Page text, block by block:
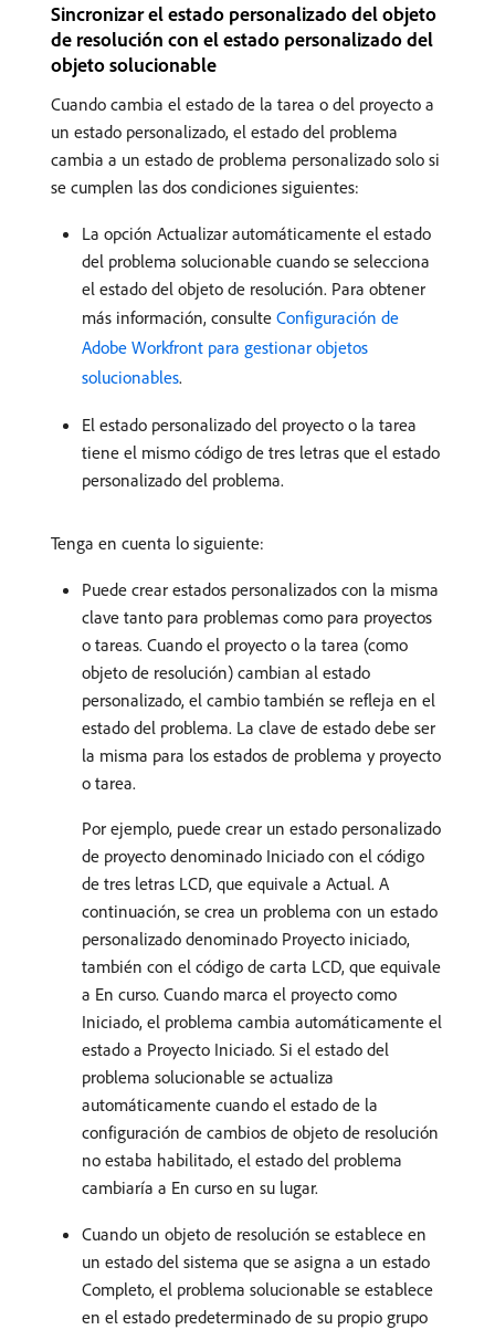
Sincronizar el estado personalizado del objeto
de resolución con el estado personalizado del
objeto solucionable
Cuando cambia el estado de la tarea o del proyecto a
un estado personalizado, el estado del problema
cambia a un estado de problema personalizado solo si
se cumplen las dos condiciones siguientes:
La opción Actualizar automáticamente el estado
del problema solucionable cuando se selecciona
el estado del objeto de resolución. Para obtener
más información, consulte Configuración de
Adobe Workfront para gestionar objetos
solucionables.
El estado personalizado del proyecto o la tarea
tiene el mismo código de tres letras que el estado
personalizado del problema.
Tenga en cuenta lo siguiente:
Puede crear estados personalizados con la misma
clave tanto para problemas como para proyectos
o tareas. Cuando el proyecto o la tarea (como
objeto de resolución) cambian al estado
personalizado, el cambio también se refleja en el
estado del problema. La clave de estado debe ser
la misma para los estados de problema y proyecto
o tarea.
Por ejemplo, puede crear un estado personalizado
de proyecto denominado Iniciado con el código
de tres letras LCD, que equivale a Actual. A
continuación, se crea un problema con un estado
personalizado denominado Proyecto iniciado,
también con el código de carta LCD, que equivale
a En curso. Cuando marca el proyecto como
Iniciado, el problema cambia automáticamente el
estado a Proyecto Iniciado. Si el estado del
problema solucionable se actualiza
automáticamente cuando el estado de la
configuración de cambios de objeto de resolución
no estaba habilitado, el estado del problema
cambiaría a En curso en su lugar.
Cuando un objeto de resolución se establece en
un estado del sistema que se asigna a un estado
Completo, el problema solucionable se establece
en el estado predeterminado de su propio grupo